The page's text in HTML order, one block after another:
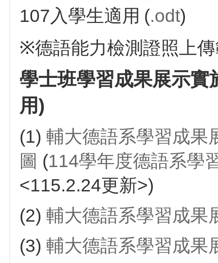
107入學生適用 (.odt)
※德語能力檢測證照上
學士班學習成果展示
用)
(1) 輔大德語系學習成果
圖 (114學年度德語系學
<115.2.24更新>)
(2) 輔大德語系學習成果
(3) 輔大德語系學習成果